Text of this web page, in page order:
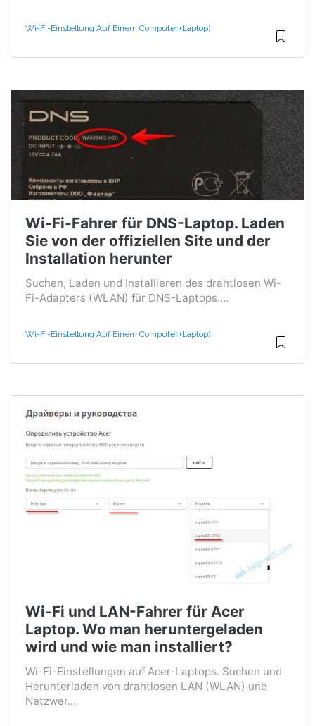
Wi-Fi-Einstellung Auf Einem Computer (Laptop)
Wi-Fi-Fahrer für DNS-Laptop. Laden
Sie von der offiziellen Site und der
Installation herunter
Suchen, Laden und Installieren des drahtlosen Wi-
Fi-Adapters (WLAN) für DNS-Laptops....
Wi-Fi-Einstellung Auf Einem Computer (Laptop)
Wi-Fi und LAN-Fahrer für Acer
Laptop. Wo man heruntergeladen
wird und wie man installiert?
Wi-Fi-Einstellungen auf Acer-Laptops. Suchen und
Herunterladen von drahtlosen LAN (WLAN) und
Netzwer...